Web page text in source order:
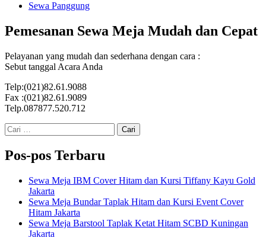
Sewa Panggung
Pemesanan Sewa Meja Mudah dan Cepat
Pelayanan yang mudah dan sederhana dengan cara :
Sebut tanggal Acara Anda
Telp:(021)82.61.9088
Fax :(021)82.61.9089
Telp.087877.520.712
Cari
untuk:
Pos-pos Terbaru
Sewa Meja IBM Cover Hitam dan Kursi Tiffany Kayu Gold
Jakarta
Sewa Meja Bundar Taplak Hitam dan Kursi Event Cover
Hitam Jakarta
Sewa Meja Barstool Taplak Ketat Hitam SCBD Kuningan
Jakarta